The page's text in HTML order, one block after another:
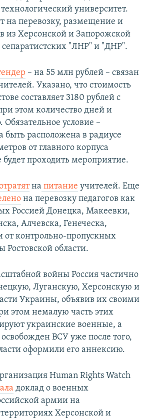
университет.
на перевозку, размещение и
из Херсонской и Запорожской
сепаратистских "ЛНР" и "ДНР".
– на 55 млн рублей – связан
Указано, что стоимость
составляет 3180 рублей с
этом количество дней и
Обязательное условие –
быть расположена в радиусе
от главного корпуса
будет проходить мероприятие.
на питание учителей. Еще
на перевозку педагогов как
Россией Донецка, Макеевки,
Алчевска, Генеческа,
от контрольно-пропускных
Ростовской области.
войны Россия частично
Луганскую, Херсонскую и
Украины, объявив их своими
этом немалую часть этих
украинские военные, а
ВСУ уже после того,
оформили его аннексию.
Human Rights Watch
доклад о военных
армии на
Херсонской и